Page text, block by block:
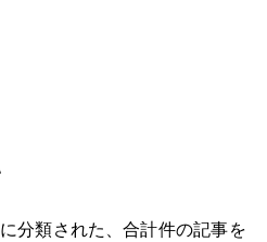
分類された、合計 1 件の記事を